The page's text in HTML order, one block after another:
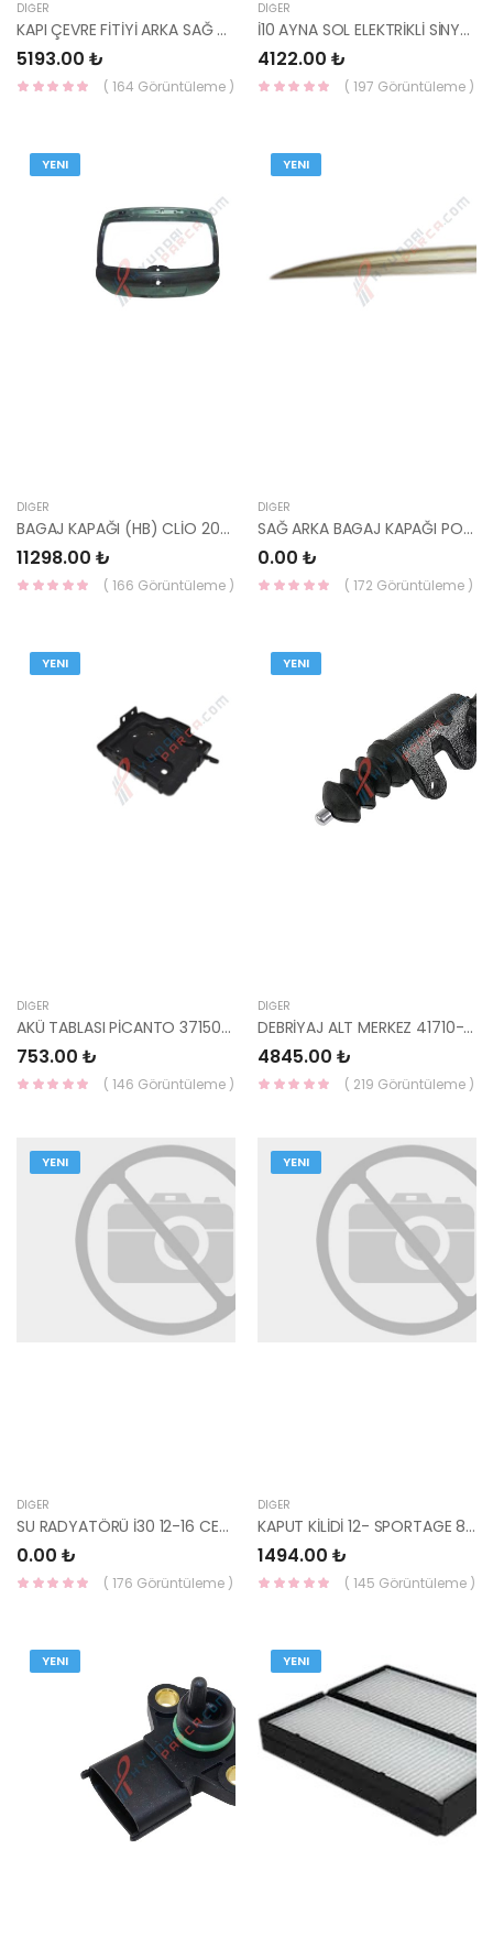
DIĞER
KAPI ÇEVRE FİTİYİ ARKA SAĞ CERATO 2016- 83140-A7000-HMC
5193.00 ₺
( 164 Görüntüleme )
DIĞER
İ10 AYNA SOL ELEKTRİKLİ SİNYALSİZ 2014- 87610-B9020-HMC
4122.00 ₺
( 197 Görüntüleme )
YENI
DIĞER
BAGAJ KAPAĞI (HB) CLİO 2001- RN14-03-YS
11298.00 ₺
( 166 Görüntüleme )
YENI
DIĞER
SAĞ ARKA BAGAJ KAPAĞI PORT 87262-3W500HMC
0.00 ₺
( 172 Görüntüleme )
YENI
DIĞER
AKÜ TABLASI PİCANTO 37150-07100-HMC
753.00 ₺
( 146 Görüntüleme )
YENI
DIĞER
DEBRİYAJ ALT MERKEZ 41710-23100-HMC
4845.00 ₺
( 219 Görüntüleme )
YENI
DIĞER
SU RADYATÖRÜ İ30 12-16 CEED SOUL 12- DİZEL 25310-A6150-KALE
0.00 ₺
( 176 Görüntüleme )
YENI
DIĞER
KAPUT KİLİDİ 12- SPORTAGE 81130-3W000-HMC
1494.00 ₺
( 145 Görüntüleme )
YENI YENI